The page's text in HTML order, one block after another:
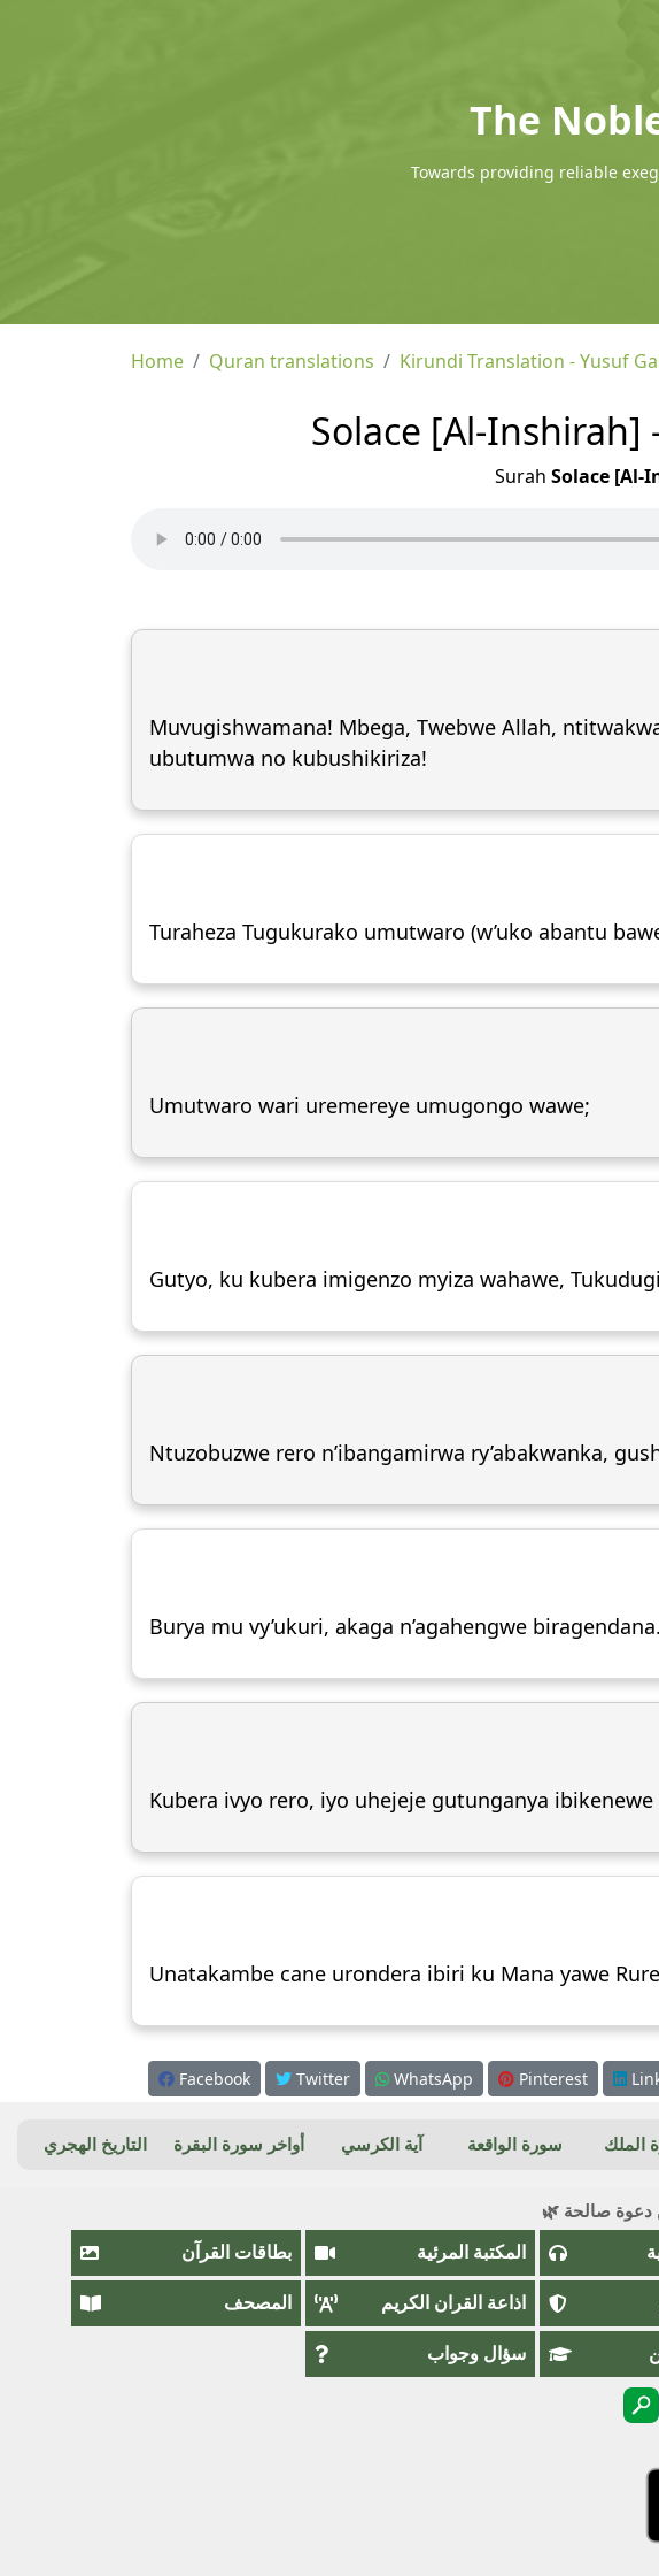
The
Towards providing reliable
Home Quran translations Kirundi Translation - Yusuf
Solace [Al-Inshirah]
Surah Solace [Al-
Muvugishwamana! Mbega, Twebwe Allah,
ubutumwa no kubushikiriza!
Turaheza Tugukurako umutwaro (w’uko abantu
Umutwaro wari uremereye umugongo wawe;
Gutyo, ku kubera imigenzo myiza wahawe,
Ntuzobuzwe rero n’ibangamirwa ry’abakwanka,
Burya mu vy’ukuri, akaga n’agahengwe biragendana.
Kubera ivyo rero, iyo uhejeje gutunganya
Unatakambe cane urondera ibiri ku Mana yawe
Facebook Twitter WhatsApp Pinterest
الملك سورة الواقعة آية الكرسي أواخر سورة البقرة التاريخ الهجري
دعوة صالحة 🌿
المكتبة المرئية بطاقات القرآن
اذاعة القران الكريم المصحف
سؤال وجواب